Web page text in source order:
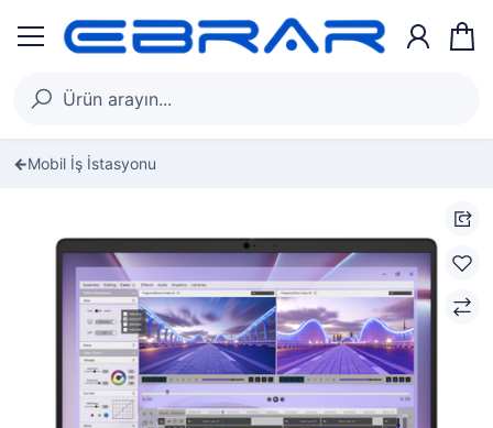
Mobil İş İstasyonu